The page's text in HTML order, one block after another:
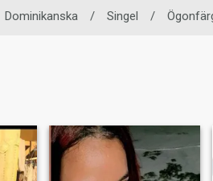
Dominikanska / Singel /